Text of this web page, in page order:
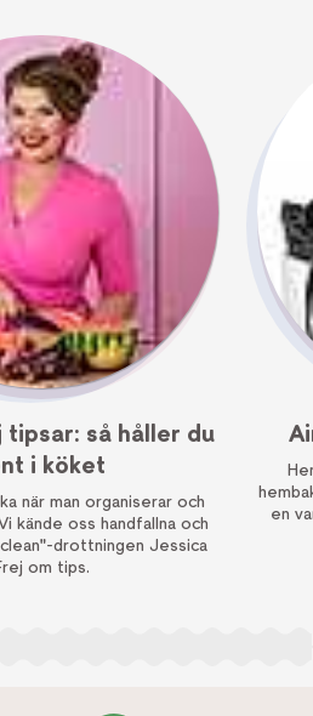
tipsar: så håller du
i köket
när man organiserar och
kände oss handfallna och
drottningen Jessica
om tips.
en